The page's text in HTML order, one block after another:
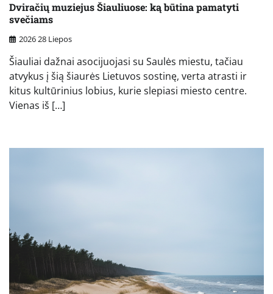
Dviračių muziejus Šiauliuose: ką būtina pamatyti
svečiams
2026 28 Liepos
Šiauliai dažnai asocijuojasi su Saulės miestu, tačiau
atvykus į šią šiaurės Lietuvos sostinę, verta atrasti ir
kitus kultūrinius lobius, kurie slepiasi miesto centre.
Vienas iš […]